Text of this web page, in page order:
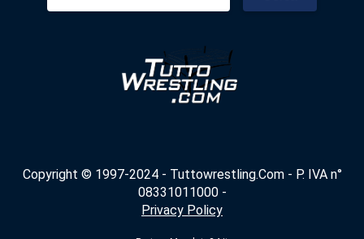
Copyright © 1997-2024 - Tuttowrestling.Com - P. IVA n°
08331011000 -
Privacy Policy